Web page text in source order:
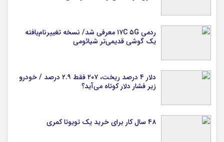
ردمی ۱۷C ۵G معرفی شد/ نسخه تغییرنام‌یافته
یک گوشی قدیمی‌تر شیائومی
دلار ۴ درصد ریخت، ۲۰۷ فقط ۲.۹ درصد / خودرو
زیر فشار دلار کوتاه می‌آید؟
۴۸ سال کار برای خرید یک تویوتا کمری